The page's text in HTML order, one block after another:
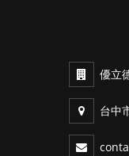
優立
台中